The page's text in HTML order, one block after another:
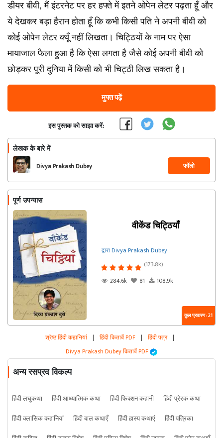
डीयर बीवी, मैं इंटरनेट पर हर हफ्ते में इतने ओपेन लेटर पढ़ता हूँ और
ये देखकर बड़ा हैरान होता हूँ कि कभी किसी पति ने अपनी बीवी को
कोई ओपेन लेटर क्यूँ नहीं लिखता। चिट्ठियों के नाम पर ऐसा
मायाजाल फैला हुआ है कि ऐसा लगता है जैसे कोई अपनी बीवी को
छोड़कर पूरी दुनिया में किसी को भी चिट्ठी लिख सकता है।
मुफ्त पढ़ें
इस पुस्तक को साझा करें:
लेखक के बारे में
Divya Prakash Dubey फॉलो
पूर्ण उपन्यास
वीकेंड चिट्ठियाँ
द्वारा Divya Prakash Dubey
(173.8k)
284.6k
81 108.9k
कुल प्रकरण : 21
श्रेष्ठ हिंदी कहानियां | हिंदी किताबें PDF | हिंदी पत्र |
Divya Prakash Dubey किताबें PDF
अन्य रसप्रद विकल्प
हिंदी लघुकथा हिंदी आध्यात्मिक कथा हिंदी फिक्शन कहानी
हिंदी प्रेरक कथा
हिंदी क्लासिक कहानियां
हिंदी बाल कथाएँ हिंदी हास्य कथाएं
हिंदी पत्रिका